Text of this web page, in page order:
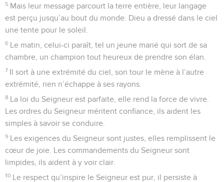
5 Mais leur message parcourt la terre entière, leur langage
est perçu jusqu’au bout du monde. Dieu a dressé dans le ciel
une tente pour le soleil.
6 Le matin, celui-ci paraît, tel un jeune marié qui sort de sa
chambre, un champion tout heureux de prendre son élan.
7 Il sort à une extrémité du ciel, son tour le mène à l’autre
extrémité, rien n’échappe à ses rayons.
8 La loi du Seigneur est parfaite, elle rend la force de vivre.
Les ordres du Seigneur méritent confiance, ils aident les
simples à savoir se conduire.
9 Les exigences du Seigneur sont justes, elles remplissent le
cœur de joie. Les commandements du Seigneur sont
limpides, ils aident à y voir clair.
10 Le respect qu’inspire le Seigneur est pur, il persiste à